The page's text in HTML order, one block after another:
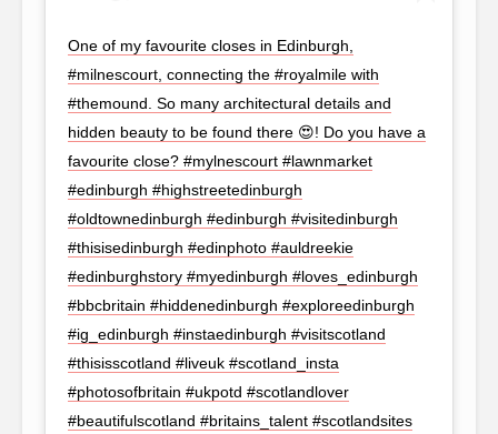
One of my favourite closes in Edinburgh,
#milnescourt, connecting the #royalmile with
#themound. So many architectural details and
hidden beauty to be found there 😍! Do you have a
favourite close? #mylnescourt #lawnmarket
#edinburgh #highstreetedinburgh
#oldtownedinburgh #edinburgh #visitedinburgh
#thisisedinburgh #edinphoto #auldreekie
#edinburghstory #myedinburgh #loves_edinburgh
#bbcbritain #hiddenedinburgh #exploreedinburgh
#ig_edinburgh #instaedinburgh #visitscotland
#thisisscotland #liveuk #scotland_insta
#photosofbritain #ukpotd #scotlandlover
#beautifulscotland #britains_talent #scotlandsites